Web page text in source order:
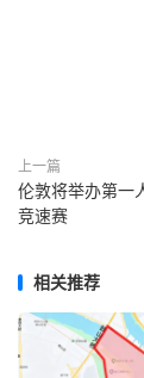
上一篇
伦敦将举办第一
竞速赛
相关推荐